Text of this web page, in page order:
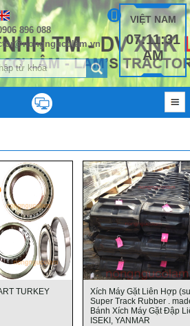
VIỆT NAM
07:11:31
AM
896 088
TURKEY
Xích Máy Gặt Liên Hợp
Super Track Rubber .
Bánh Xích Máy Gặt Đập
ISEKI, YANMAR